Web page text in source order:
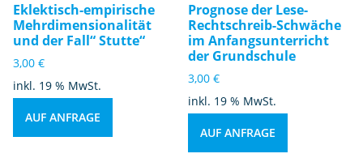
Eklektisch-empirische
Mehrdimensionalität
und der Fall“ Stutte“
3,00 €
inkl. 19 % MwSt.
AUF ANFRAGE
Prognose der Lese-
Rechtschreib-Schwäche
im Anfangsunterricht
der Grundschule
3,00€
inkl. 19 % MwSt.
AUF ANFRAGE